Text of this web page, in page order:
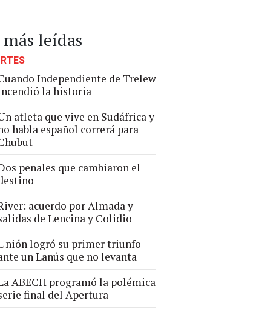
más leídas
Independiente de Trelew
la historia
atleta que vive en Sudáfrica y
habla español correrá para
penales que cambiaron el
acuerdo por Almada y
de Lencina y Colidio
logró su primer triunfo
un Lanús que no levanta
ABECH programó la polémica
final del Apertura